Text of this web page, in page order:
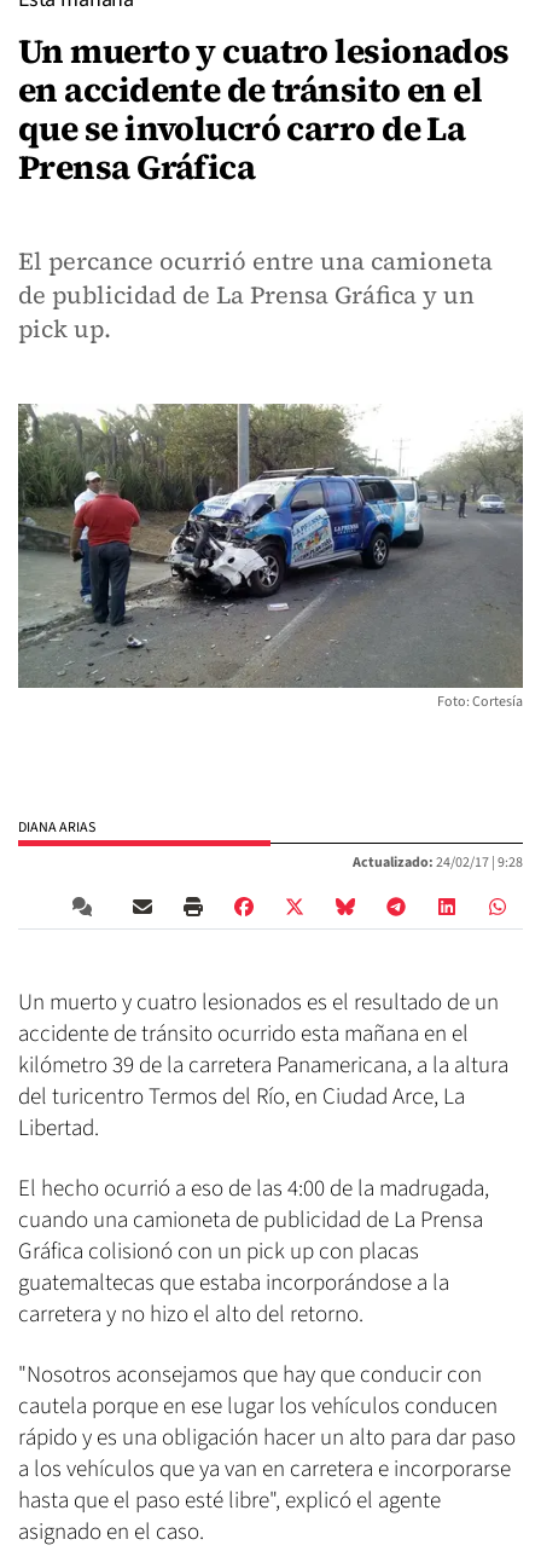
Un muerto y cuatro lesionados
en accidente de tránsito en el
que se involucró carro de La
Prensa Gráfica
El percance ocurrió entre una camioneta
de publicidad de La Prensa Gráfica y un
pick up.
Foto: Cortesía
DIANA ARIAS
Actualizado:24/02/17 |9:28
Un muerto y cuatro lesionados es el resultado de un
accidente de tránsito ocurrido esta mañana en el
kilómetro 39 de la carretera Panamericana, a la altura
del turicentro Termos del Río, en Ciudad Arce, La
Libertad.
El hecho ocurrió a eso de las 4:00 de la madrugada,
cuando una camioneta de publicidad de La Prensa
Gráfica colisionó con un pick up con placas
guatemaltecas que estaba incorporándose a la
carretera y no hizo el alto del retorno.
"Nosotros aconsejamos que hay que conducir con
cautela porque en ese lugar los vehículos conducen
rápido y es una obligación hacer un alto para dar paso
a los vehículos que ya van en carretera e incorporarse
hasta que el paso esté libre", explicó el agente
asignado en el caso.